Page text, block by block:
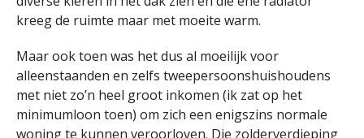
kreeg de ruimte maar met moeite warm.
Maar ook toen was het dus al moeilijk voor
alleenstaanden en zelfs tweepersoonshuishoudens
met niet zo’n heel groot inkomen (ik zat op het
minimumloon toen) om zich een enigszins normale
woning te kunnen veroorloven. Die zolderverdieping